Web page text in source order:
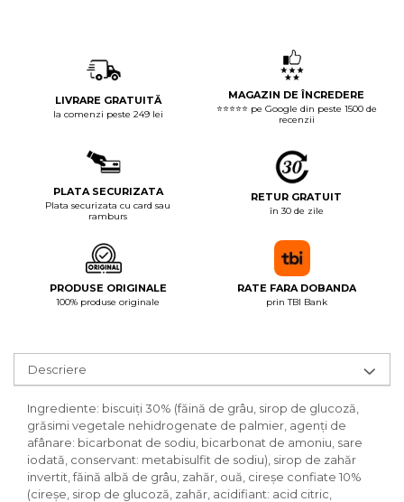
LIVRARE GRATUITĂ
la comenzi peste 249 lei
MAGAZIN DE ÎNCREDERE
⭐⭐⭐⭐⭐ pe Google din peste 1500 de
recenzii
PLATA SECURIZATA
Plata securizata cu card sau
ramburs
RETUR GRATUIT
în 30 de zile
PRODUSE ORIGINALE
100% produse originale
RATE FARA DOBANDA
prin TBI Bank
Descriere
Ingrediente: biscuiți 30% (făină de grâu, sirop de glucoză,
grăsimi vegetale nehidrogenate de palmier, agenți de
afânare: bicarbonat de sodiu, bicarbonat de amoniu, sare
iodată, conservant: metabisulfit de sodiu), sirop de zahăr
invertit, făină albă de grâu, zahăr, ouă, cireșe confiate 10%
(cireșe, sirop de glucoză, zahăr, acidifiant: acid citric,